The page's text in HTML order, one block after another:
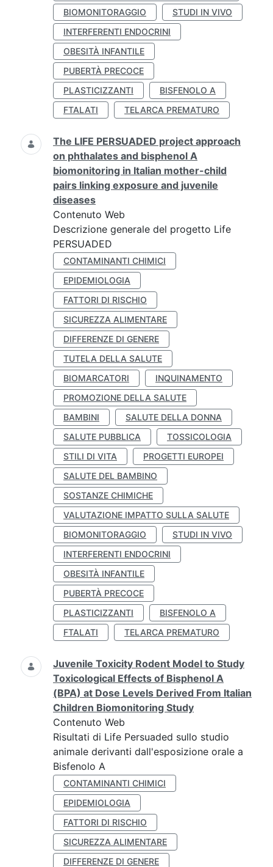
BIOMONITORAGGIO
STUDI IN VIVO
INTERFERENTI ENDOCRINI
OBESITÀ INFANTILE
PUBERTÀ PRECOCE
PLASTICIZZANTI
BISFENOLO A
FTALATI
TELARCA PREMATURO
The LIFE PERSUADED project approach
on phthalates and bisphenol A
biomonitoring in Italian mother-child
pairs linking exposure and juvenile
diseases
Contenuto Web
Descrizione generale del progetto Life
PERSUADED
CONTAMINANTI CHIMICI
EPIDEMIOLOGIA
FATTORI DI RISCHIO
SICUREZZA ALIMENTARE
DIFFERENZE DI GENERE
TUTELA DELLA SALUTE
BIOMARCATORI
INQUINAMENTO
PROMOZIONE DELLA SALUTE
BAMBINI
SALUTE DELLA DONNA
SALUTE PUBBLICA
TOSSICOLOGIA
STILI DI VITA
PROGETTI EUROPEI
SALUTE DEL BAMBINO
SOSTANZE CHIMICHE
VALUTAZIONE IMPATTO SULLA SALUTE
BIOMONITORAGGIO
STUDI IN VIVO
INTERFERENTI ENDOCRINI
OBESITÀ INFANTILE
PUBERTÀ PRECOCE
PLASTICIZZANTI
BISFENOLO A
FTALATI
TELARCA PREMATURO
Juvenile Toxicity Rodent Model to Study
Toxicological Effects of Bisphenol A
(BPA) at Dose Levels Derived From Italian
Children Biomonitoring Study
Contenuto Web
Risultati di Life Persuaded sullo studio
animale derivanti dall'esposizione orale a
Bisfenolo A
CONTAMINANTI CHIMICI
EPIDEMIOLOGIA
FATTORI DI RISCHIO
SICUREZZA ALIMENTARE
DIFFERENZE DI GENERE